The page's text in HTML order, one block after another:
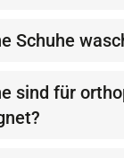
Schuhe
sind für